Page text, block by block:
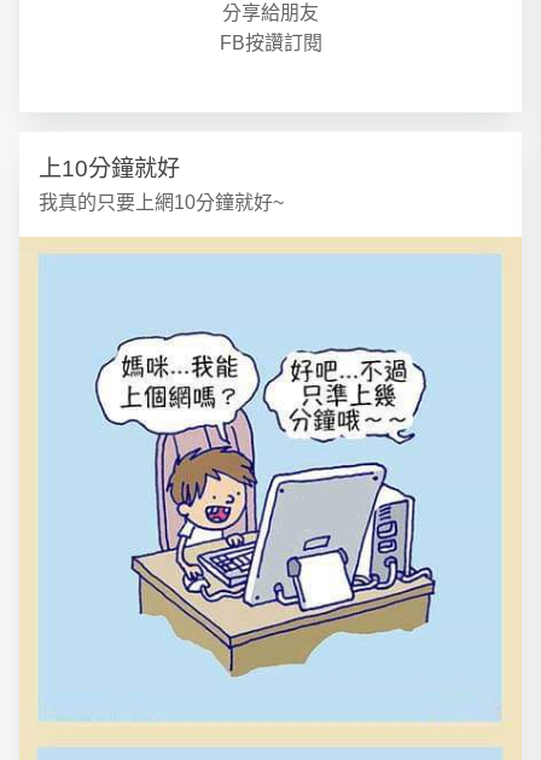
分享給朋友
FB按讚訂閱
上10分鐘就好
我真的只要上網10分鐘就好~